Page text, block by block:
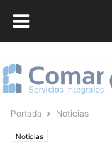
Portada Noticias
Noticias